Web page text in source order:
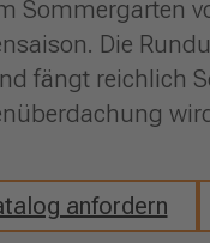
Sommergarten
Die
fängt reichlich
anfordern